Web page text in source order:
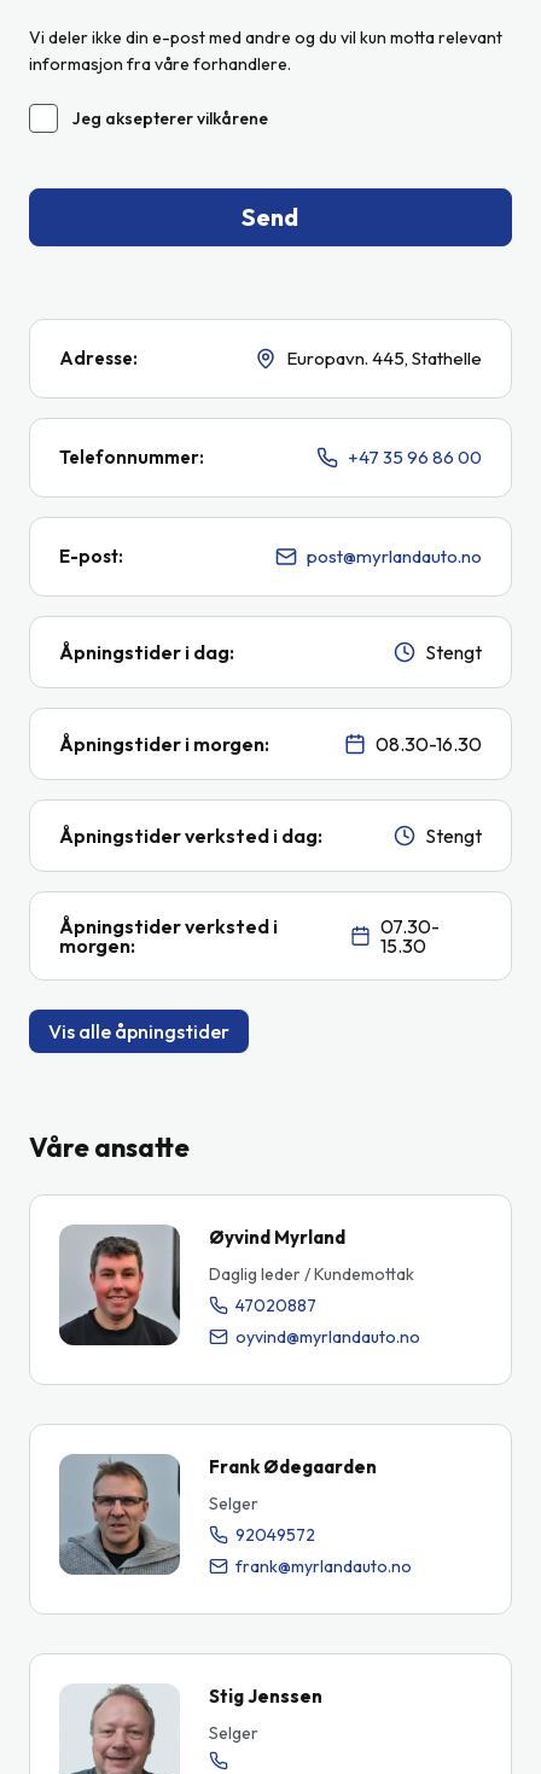
Vi deler ikke din e-post med andre og du vil kun motta relevant
informasjon fra våre forhandlere.
Jeg aksepterer vilkårene
Send
Adresse: Europavn. 445, Stathelle
Telefonnummer: +47 35 96 86 00
E-post: post@myrlandauto.no
Åpningstider i dag: Stengt
Åpningstider i morgen: 08.30-16.30
Åpningstider verksted i dag: Stengt
Åpningstider verksted i
morgen:
07.30-
15.30
Vis alle åpningstider
Våre ansatte
Øyvind Myrland
Daglig leder / Kundemottak
47020887
oyvind@myrlandauto.no
Frank Ødegaarden
Selger
92049572
frank@myrlandauto.no
Stig Jenssen
Selger